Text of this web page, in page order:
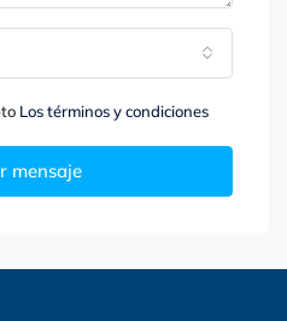
Los términos y condiciones
mensaje